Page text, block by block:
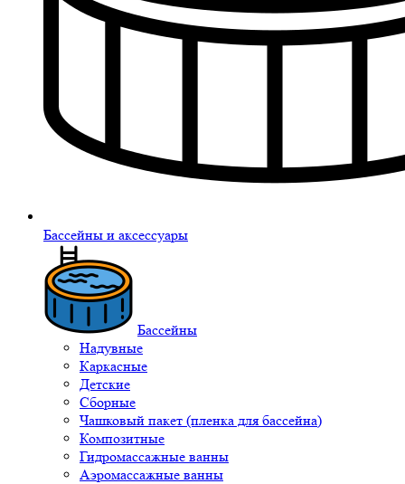
Бассейны и аксессуары
Бассейны
Надувные
Каркасные
Детские
Сборные
Чашковый пакет (пленка для бассейна)
Композитные
Гидромассажные ванны
Аэромассажные ванны